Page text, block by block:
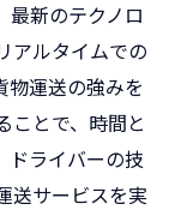
最新のテクノロ
アルタイムでの
物運送の強みを
ことで、時間と
ドライバーの技
送サービスを実